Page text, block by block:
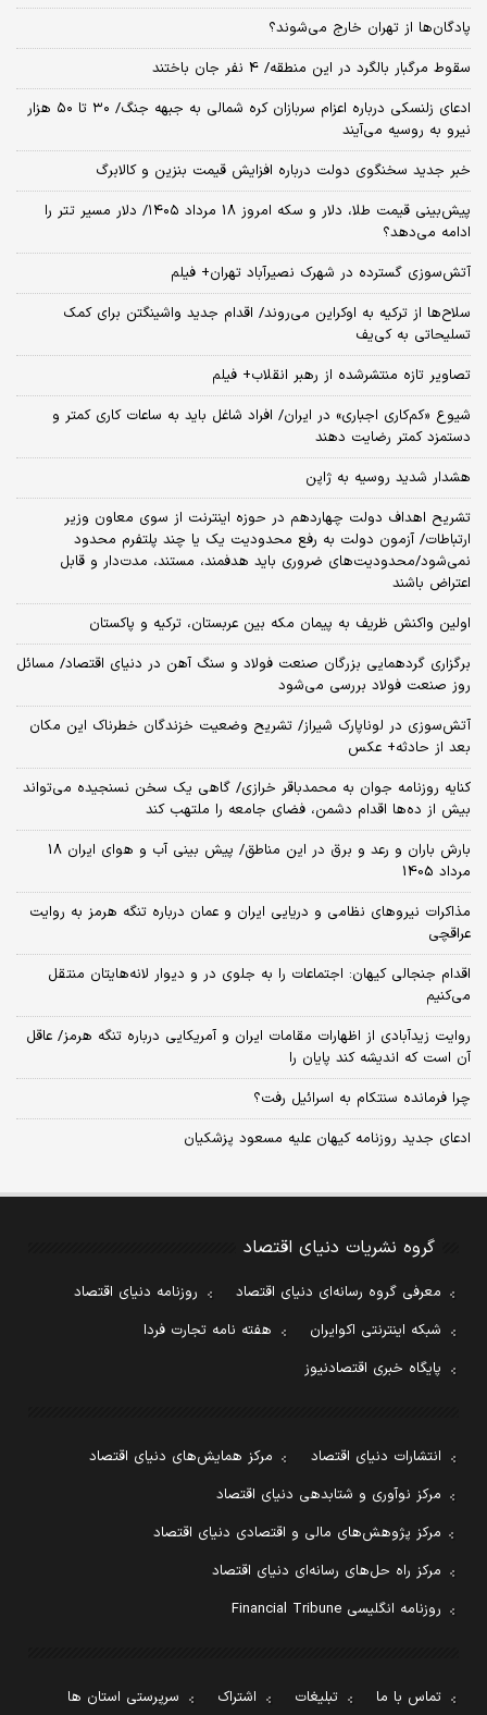
پادگان‌ها از تهران خارج می‌شوند؟
سقوط مرگبار بالگرد در این منطقه/ 4 نفر جان باختند
ادعای زلنسکی درباره اعزام سربازان کره شمالی به جبهه جنگ/ ۳۰ تا ۵۰ هزار
نیرو به روسیه می‌آیند
خبر جدید سخنگوی دولت درباره افزایش قیمت بنزین و کالابرگ
پیش‌بینی قیمت طلا، دلار و سکه امروز 18 مرداد ۱۴۰۵/ دلار مسیر تتر را
ادامه می‌دهد؟
آتش‌سوزی گسترده در شهرک نصیرآباد تهران+ فیلم
سلاح‌ها از ترکیه به اوکراین می‌روند/ اقدام جدید واشینگتن برای کمک
تسلیحاتی به کی‌یف
تصاویر تازه منتشرشده از رهبر انقلاب+ فیلم
شیوع «کم‌کاری اجباری» در ایران/ افراد شاغل باید به ساعات کاری کمتر و
دستمزد کمتر رضایت دهند
هشدار شدید روسیه به ژاپن
تشریح اهداف دولت چهاردهم در حوزه اینترنت از سوی معاون وزیر
ارتباطات/ آزمون دولت به رفع محدودیت یک یا چند پلتفرم محدود
نمی‌‎شود/محدودیت‌های ضروری باید هدفمند، مستند، مدت‌دار و قابل
اعتراض باشند
اولین واکنش ظریف به پیمان مکه بین عربستان، ترکیه و پاکستان
برگزاری گردهمایی بزرگان صنعت فولاد و سنگ آهن در دنیای اقتصاد/ مسائل
روز صنعت فولاد بررسی می‌شود
آتش‌سوزی در لوناپارک شیراز/ تشریح وضعیت خزندگان خطرناک این مکان
بعد از حادثه+ عکس
کنایه روزنامه جوان به محمدباقر خرازی/ گاهی یک سخن نسنجیده می‌تواند
بیش از ده‌ها اقدام دشمن، فضای جامعه را ملتهب کند
بارش باران و رعد و برق در این مناطق/ پیش بینی آب و هوای ایران 18
مرداد 1405
مذاکرات نیروهای نظامی و دریایی ایران و عمان درباره تنگه هرمز به روایت
عراقچی
اقدام جنجالی کیهان: اجتماعات را به جلوی در و دیوار لانه‌هایتان منتقل
می‌کنیم
روایت زیدآبادی از اظهارات مقامات ایران و آمریکایی درباره تنگه هرمز/ عاقل
آن است که اندیشه کند پایان را
چرا فرمانده سنتکام به اسرائیل رفت؟
ادعای جدید روزنامه کیهان علیه مسعود پزشکیان
گروه نشریات دنیای اقتصاد
معرفی گروه رسانه‌ای دنیای اقتصاد
روزنامه دنیای اقتصاد
شبکه اینترنتی اکوایران
هفته نامه تجارت فردا
پایگاه خبری اقتصادنیوز
انتشارات دنیای اقتصاد
مرکز همایش‌های دنیای اقتصاد
مرکز نوآوری و شتابدهی دنیای اقتصاد
مرکز پژوهش‌های مالی و اقتصادی دنیای اقتصاد
مرکز راه حل‌های رسانه‌ای دنیای اقتصاد
روزنامه انگلیسی Financial Tribune
تماس با ما تبلیغات اشتراک سرپرستی استان ها